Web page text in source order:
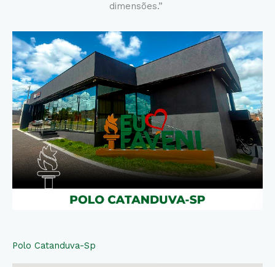
dimensões.”
Polo Catanduva-Sp